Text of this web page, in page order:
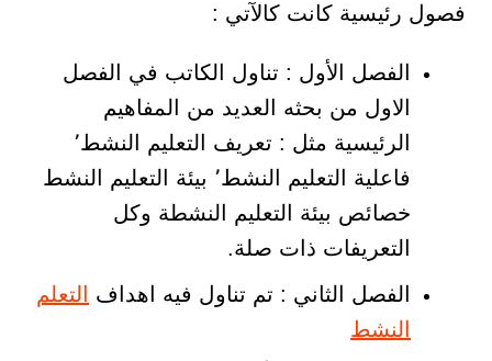
فصول رئيسية كانت كالآتي :
الفصل الأول : تناول الكاتب في الفصل
الاول من بحثه العديد من المفاهيم
الرئيسية مثل : تعريف التعليم النشط٬
فاعلية التعليم النشط٬ بيئة التعليم النشط
خصائص بيئة التعليم النشطة وكل
التعريفات ذات صلة.
الفصل الثاني : تم تناول فيه اهداف
التعلم
النشط